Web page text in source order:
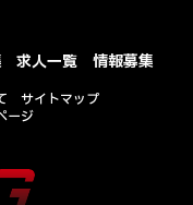
求人一覧
情報募集
サイトマップ
ージ